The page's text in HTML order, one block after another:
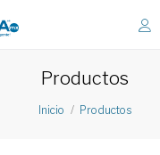
Productos
Inicio Productos